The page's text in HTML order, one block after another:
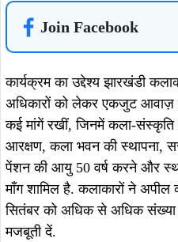
Join Facebook
कार्यक्रम का उद्देश्य झारखंडी
अधिकारों को लेकर एकजुट आवाज़
कई मांगें रखीं, जिनमें कला-संस्कृति
आरक्षण, कला भवन की स्थापना,
पेंशन की आयु 50 वर्ष करने और
माँग शामिल है. कलाकारों ने अपील
सितंबर को अधिक से अधिक
मजबूती दें.